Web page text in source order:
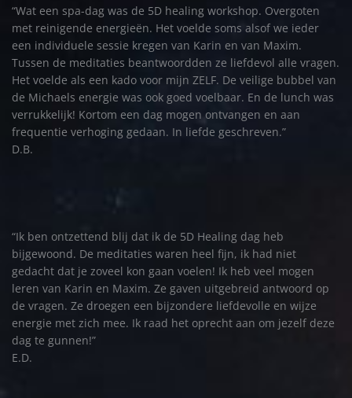
“Wat een spa-dag was de 5D healing workshop. Overgoten
met reinigende energieën. Het voelde soms alsof we ieder
een individuele sessie kregen van Karin en van Maxim.
Tussen de meditaties beantwoordden ze liefdevol alle vragen.
Het voelde als een kado voor mijn ZELF. De veilige bubbel van
de Michaels energie was ook goed voelbaar. En de lunch was
verrukkelijk! Kortom een dag mogen ontvangen en aan
frequentie verhoging gedaan. In liefde geschreven.”
D.B.
“Ik ben ontzettend blij dat ik de 5D Healing dag heb
bijgewoond. De meditaties waren heel fijn, ik had niet
gedacht dat je zoveel kon gaan voelen! Ik heb veel mogen
leren van Karin en Maxim. Ze gaven uitgebreid antwoord op
de vragen. Ze droegen een bijzondere liefdevolle en wijze
energie met zich mee. Ik raad het oprecht aan om jezelf deze
dag te gunnen!”
E.D.